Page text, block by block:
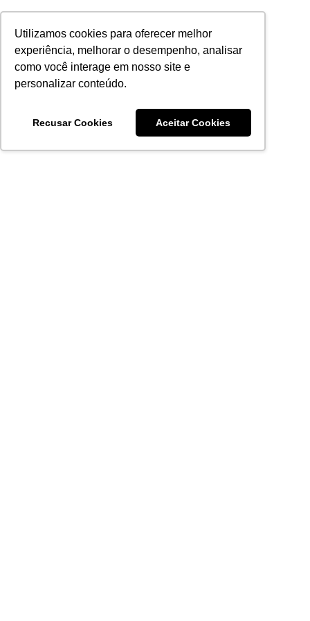
Utilizamos cookies para oferecer melhor
experiência, melhorar o desempenho, analisar
como você interage em nosso site e
personalizar conteúdo.
Recusar Cookies Aceitar Cookies
Produto não encontrado ou em revisão.